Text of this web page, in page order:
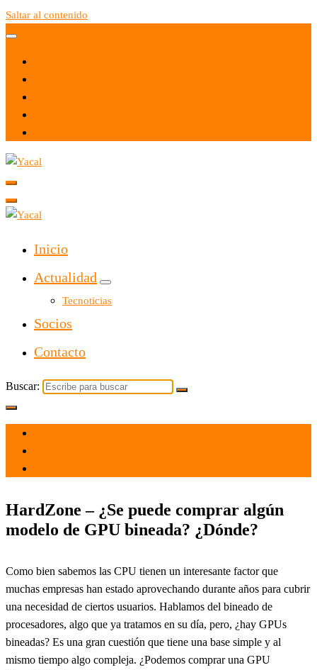
Saltar al contenido
Yacal micro hosting
Inicio
Actualidad
Tecnoticias
Socios
Contacto
Buscar:
HardZone – ¿Se puede comprar algún
modelo de GPU bineada? ¿Dónde?
Como bien sabemos las CPU tienen un interesante factor que
muchas empresas han estado aprovechando durante años para cubrir
una necesidad de ciertos usuarios. Hablamos del bineado de
procesadores, algo que ya tratamos en su día, pero, ¿hay GPUs
bineadas? Es una gran cuestión que tiene una base simple y al
mismo tiempo algo compleja. ¿Podemos comprar una GPU